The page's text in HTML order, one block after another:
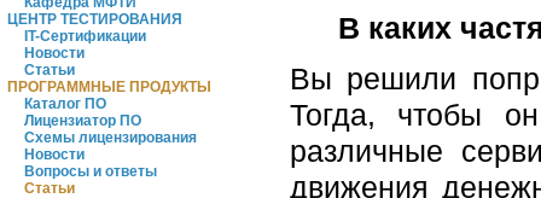
ЦЕНТР ТЕСТИРОВАНИЯ
IT-Сертификации
Новости
Статьи
ПРОГРАММНЫЕ ПРОДУКТЫ
Каталог ПО
Лицензиатор ПО
Схемы лицензирования
Новости
Вопросы и ответы
Статьи
В каких
Вы решили
Тогда, чтобы
различные
движения